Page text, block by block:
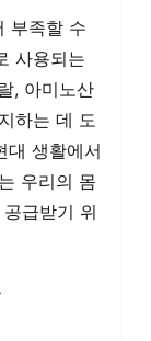
부족할 수
사용되는
, 아미노산
하는 데 도
대 생활에서
우리의 몸
급받기 위